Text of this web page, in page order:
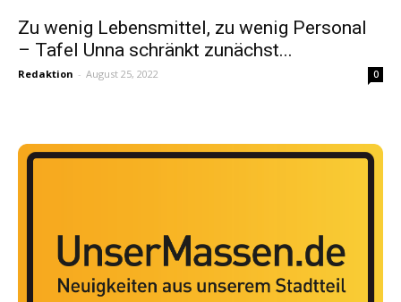
Zu wenig Lebensmittel, zu wenig Personal
– Tafel Unna schränkt zunächst...
Redaktion - August 25, 2022 0